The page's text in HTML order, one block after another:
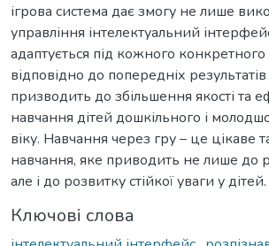
ігрова система дає змогу не лише
управління інтелектуальний
адаптується під кожного конкретного
відповідно до попередніх
призводить до збільшення якості та
навчання дітей дошкільного і
віку. Навчання через гру – це цікаве
навчання, яке приводить не лише до
але і до розвитку стійкої уваги у дітей.
Ключові слова